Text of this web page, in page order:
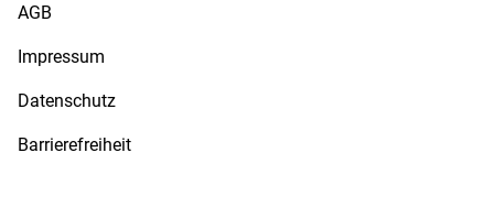
AGB
Impressum
Datenschutz
Barrierefreiheit